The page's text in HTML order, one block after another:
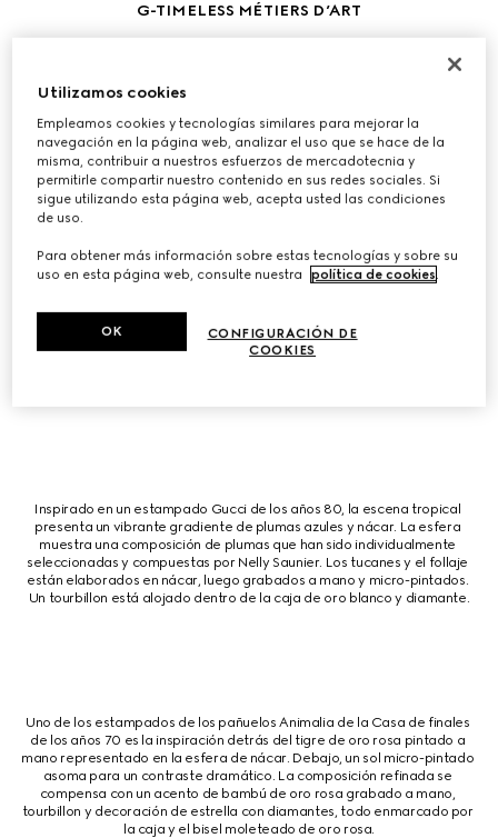
G-TIMELESS MÉTIERS D’ART
1966, se reinterpreta a través de micropintura, grabado a mano y
piedras. La esfera de oro blanco está intrincadamente engastada con
ónix y decorada con piedras preciosas incluyendo ópalo rosa, jaspe rojo
sangre y nácar. La caja destaca criaturas en miniatura elaboradas en
oro blanco y terminadas con grabado y micropintura. Tanto la caja como
el tourbillon están engastados en diamantes para un toque brillante.
Inspirado en un pañuelo de seda de archivo de los años 80, un diseño de
artista de plumas Nelly Saunier. Cada pluma es elegida individualmente
por su tono, textura y calidad reflectante. La composición se completa
con diamantes, nácar y flores grabadas individualmente. También
Inspirado en un estampado Gucci de los años 80, la escena tropical
presenta un vibrante gradiente de plumas azules y nácar. La esfera
muestra una composición de plumas que han sido individualmente
seleccionadas y compuestas por Nelly Saunier. Los tucanes y el follaje
están elaborados en nácar, luego grabados a mano y micro-pintados.
Un tourbillon está alojado dentro de la caja de oro blanco y diamante.
Uno de los estampados de los pañuelos Animalia de la Casa de finales
de los años 70 es la inspiración detrás del tigre de oro rosa pintado a
mano representado en la esfera de nácar. Debajo, un sol micro-pintado
asoma para un contraste dramático. La composición refinada se
compensa con un acento de bambú de oro rosa grabado a mano,
tourbillon y decoración de estrella con diamantes, todo enmarcado por
la caja y el bisel moleteado de oro rosa.
Utilizamos cookies
Empleamos cookies y tecnologías similares para mejorar la
navegación en la página web, analizar el uso que se hace de la
misma, contribuir a nuestros esfuerzos de mercadotecnia y
permitirle compartir nuestro contenido en sus redes sociales. Si
sigue utilizando esta página web, acepta usted las condiciones
de uso.
Para obtener más información sobre estas tecnologías y sobre su
uso en esta página web, consulte nuestra
política de cookies.
CONFIGURACIÓN DE
COOKIES
OK